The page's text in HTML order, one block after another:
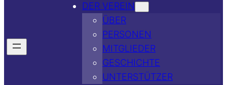
DER VEREIN
ÜBER
PERSONEN
MITGLIEDER
GESCHICHTE
UNTERSTÜTZER